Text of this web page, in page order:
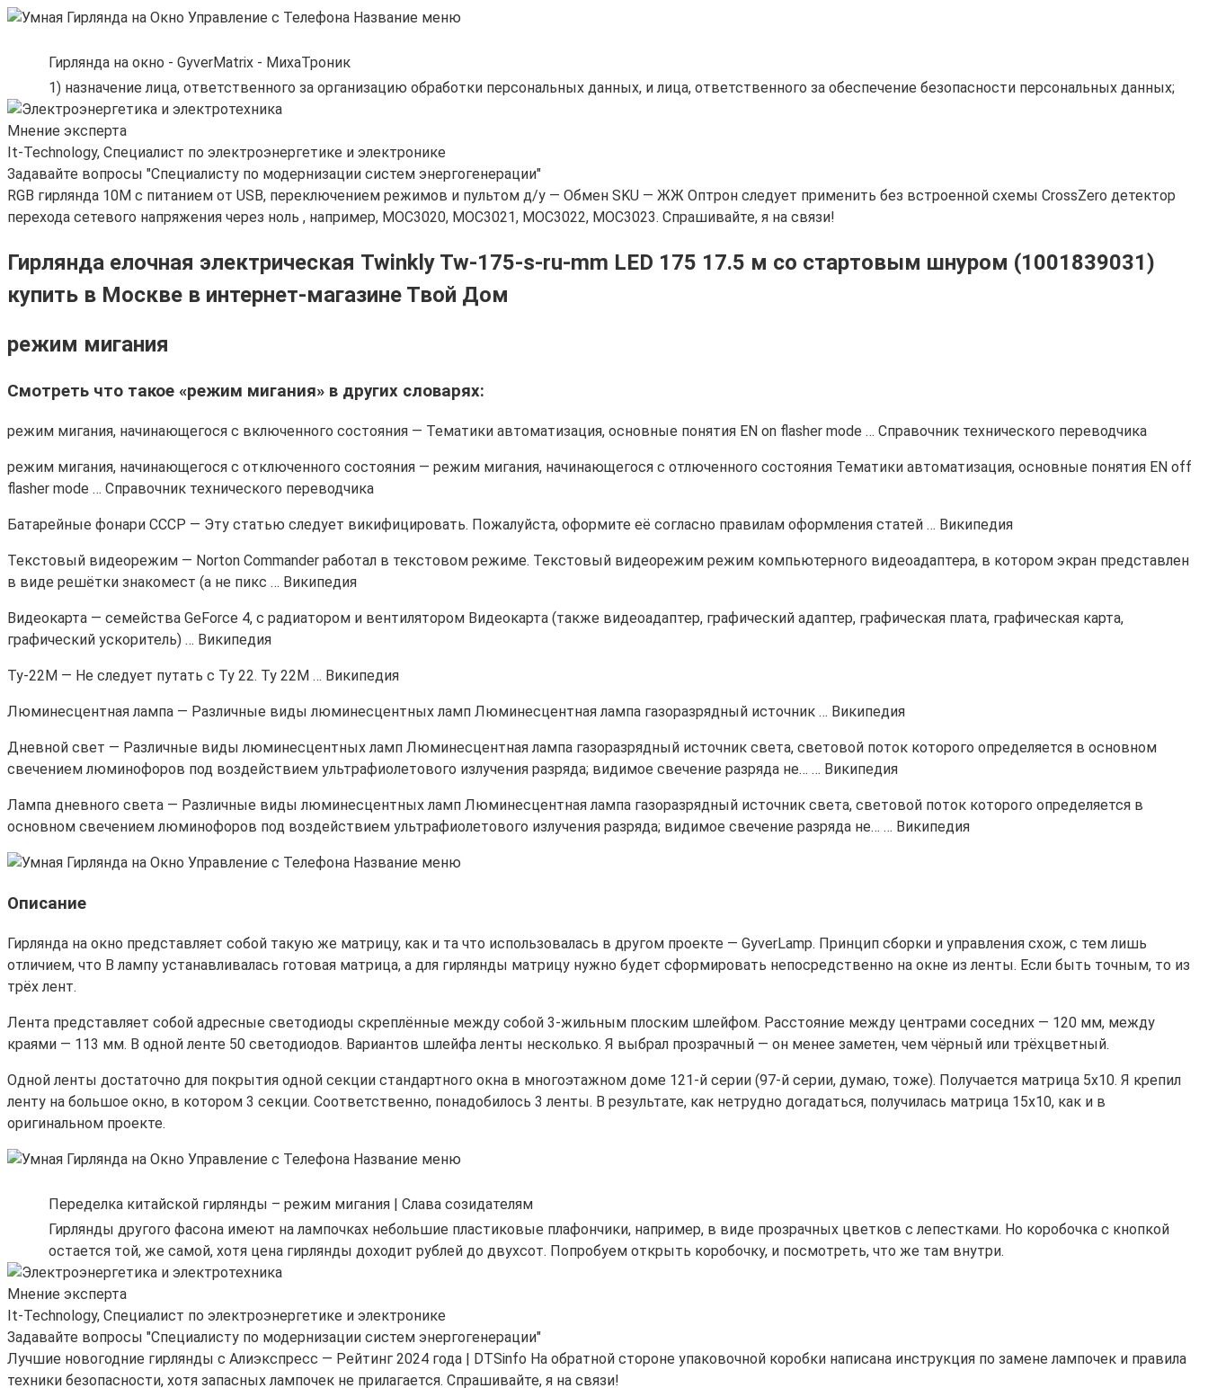
Гирлянда на окно - GyverMatrix - МихаТроник
1) назначение лица, ответственного за организацию обработки персональных данных, и лица, ответственного за обеспечение безопасности персональных данных;
Мнение эксперта
It-Technology, Cпециалист по электроэнергетике и электронике
Задавайте вопросы "Специалисту по модернизации систем энергогенерации"
RGB гирлянда 10М с питанием от USB, переключением режимов и пультом д/у — Обмен SKU — ЖЖ Оптрон следует применить без встроенной схемы CrossZero детектор
перехода сетевого напряжения через ноль , например, MOC3020, MOC3021, MOC3022, MOC3023. Спрашивайте, я на связи!
Гирлянда елочная электрическая Twinkly Tw-175-s-ru-mm LED 175 17.5 м со стартовым шнуром (1001839031)
купить в Москве в интернет-магазине Твой Дом
режим мигания
Смотреть что такое «режим мигания» в других словарях:
режим мигания, начинающегося с включенного состояния — Тематики автоматизация, основные понятия EN on flasher mode … Справочник технического переводчика
режим мигания, начинающегося с отключенного состояния — режим мигания, начинающегося с отлюченного состояния Тематики автоматизация, основные понятия EN off
flasher mode … Справочник технического переводчика
Батарейные фонари СССР — Эту статью следует викифицировать. Пожалуйста, оформите её согласно правилам оформления статей … Википедия
Текстовый видеорежим — Norton Commander работал в текстовом режиме. Текстовый видеорежим режим компьютерного видеоадаптера, в котором экран представлен
в виде решётки знакомест (а не пикс … Википедия
Видеокарта — семейства GeForce 4, с радиатором и вентилятором Видеокарта (также видеоадаптер, графический адаптер, графическая плата, графическая карта,
графический ускоритель) … Википедия
Ту-22М — Не следует путать с Ту 22. Ту 22М … Википедия
Люминесцентная лампа — Различные виды люминесцентных ламп Люминесцентная лампа газоразрядный источник … Википедия
Дневной свет — Различные виды люминесцентных ламп Люминесцентная лампа газоразрядный источник света, световой поток которого определяется в основном
свечением люминофоров под воздействием ультрафиолетового излучения разряда; видимое свечение разряда не… … Википедия
Лампа дневного света — Различные виды люминесцентных ламп Люминесцентная лампа газоразрядный источник света, световой поток которого определяется в
основном свечением люминофоров под воздействием ультрафиолетового излучения разряда; видимое свечение разряда не… … Википедия
Описание
Гирлянда на окно представляет собой такую же матрицу, как и та что использовалась в другом проекте — GyverLamp. Принцип сборки и управления схож, с тем лишь
отличием, что В лампу устанавливалась готовая матрица, а для гирлянды матрицу нужно будет сформировать непосредственно на окне из ленты. Если быть точным, то из
трёх лент.
Лента представляет собой адресные светодиоды скреплённые между собой 3-жильным плоским шлейфом. Расстояние между центрами соседних — 120 мм, между
краями — 113 мм. В одной ленте 50 светодиодов. Вариантов шлейфа ленты несколько. Я выбрал прозрачный — он менее заметен, чем чёрный или трёхцветный.
Одной ленты достаточно для покрытия одной секции стандартного окна в многоэтажном доме 121-й серии (97-й серии, думаю, тоже). Получается матрица 5х10. Я крепил
ленту на большое окно, в котором 3 секции. Соответственно, понадобилось 3 ленты. В результате, как нетрудно догадаться, получилась матрица 15х10, как и в
оригинальном проекте.
Переделка китайской гирлянды – режим мигания | Слава созидателям
Гирлянды другого фасона имеют на лампочках небольшие пластиковые плафончики, например, в виде прозрачных цветков с лепестками. Но коробочка с кнопкой
остается той, же самой, хотя цена гирлянды доходит рублей до двухсот. Попробуем открыть коробочку, и посмотреть, что же там внутри.
Мнение эксперта
It-Technology, Cпециалист по электроэнергетике и электронике
Задавайте вопросы "Специалисту по модернизации систем энергогенерации"
Лучшие новогодние гирлянды с Алиэкспресс — Рейтинг 2024 года | DTSinfo На обратной стороне упаковочной коробки написана инструкция по замене лампочек и правила
техники безопасности, хотя запасных лампочек не прилагается. Спрашивайте, я на связи!